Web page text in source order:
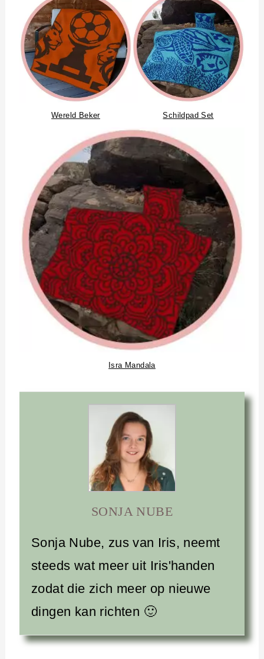
Wereld Beker Schildpad Set
Isra Mandala
SONJA NUBE
Sonja Nube, zus van Iris, neemt
steeds wat meer uit Iris'handen
zodat die zich meer op nieuwe
dingen kan richten 🙂